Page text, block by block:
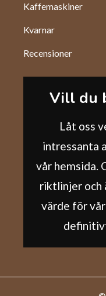
Kaffemaskiner
Kvarnar
Recensioner
Vill du
Låt oss
intressanta
vår hemsida.
riktlinjer och
värde för